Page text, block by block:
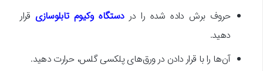
حروف برش داده شده را دردستگاه وکیوم تابلوسازیقرار
دهید.
آن‌ها را با قرار دادن در ورق‌های پلکسی گلس، حرارت دهید.